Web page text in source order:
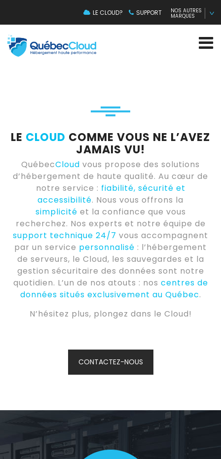
NOS AUTRES
MARQUES
SUPPORT
LE CLOUD?
LE CLOUD COMME VOUS NE L’AVEZ
JAMAIS VU!
QuébecCloud vous propose des solutions
d’hébergement de haute qualité. Au cœur de
notre service : fiabilité, sécurité et
accessibilité. Nous vous offrons la
simplicité et la confiance que vous
recherchez. Nos experts et notre équipe de
support technique 24/7 vous accompagnent
par un service personnalisé : l’hébergement
de serveurs, le Cloud, les sauvegardes et la
gestion sécuritaire des données sont notre
quotidien. L’un de nos atouts : nos centres de
données situés exclusivement au Québec.
N’hésitez plus, plongez dans le Cloud!
CONTACTEZ-NOUS